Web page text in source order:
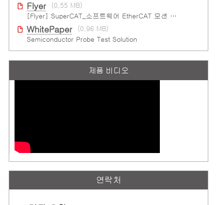
Flyer
(0.55 MB)
[Flyer] SuperCAT_소프트웨어 EtherCAT 모션 컨트롤
WhitePaper
(0.96 MB)
Semiconductor Probe Test Solution
제품 비디오
연락처